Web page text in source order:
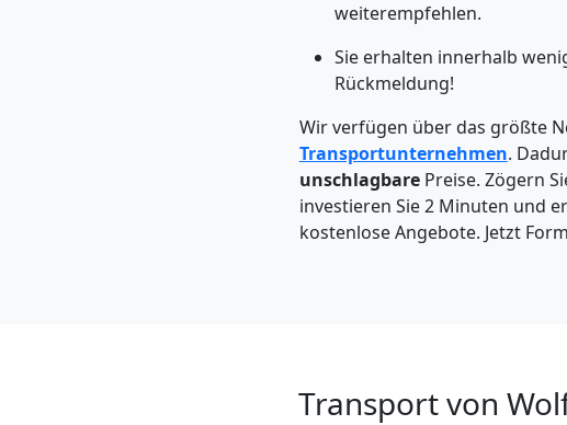
weiterempfehlen.
Sie erhalten innerhalb
Rückmeldung!
Wir verfügen über das größte
Transportunternehmen.
unschlagbare Preise. Zögern
investieren Sie 2 Minuten und
kostenlose Angebote. Jetzt
Transport von